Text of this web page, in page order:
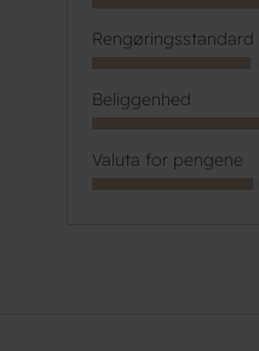
Rengøringsstandard
Beliggenhed
Valuta for pengene